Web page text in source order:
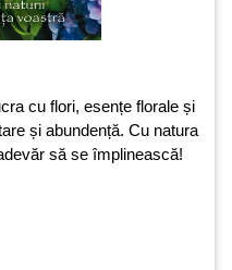
cu flori, esențe florale și
și abundență. Cu natura
să se împlinească!